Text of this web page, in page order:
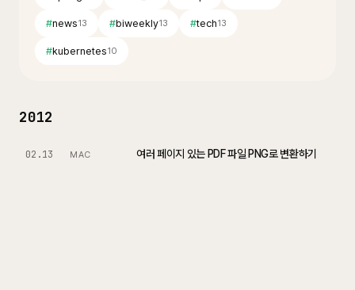
#news13 #biweekly13 #tech13
#kubernetes10
2012
02.13 MAC 여러 페이지 있는 PDF 파일 PNG로 변환하기